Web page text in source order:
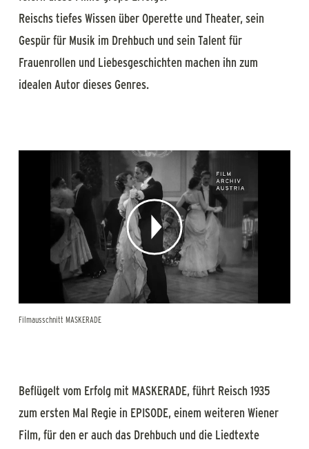
Reischs tiefes Wissen über Operette und Theater, sein
Gespür für Musik im Drehbuch und sein Talent für
Frauenrollen und Liebesgeschichten machen ihn zum
idealen Autor dieses Genres.
Filmausschnitt MASKERADE
Beflügelt vom Erfolg mit MASKERADE, führt Reisch 1935
zum ersten Mal Regie in EPISODE, einem weiteren Wiener
Film, für den er auch das Drehbuch und die Liedtexte